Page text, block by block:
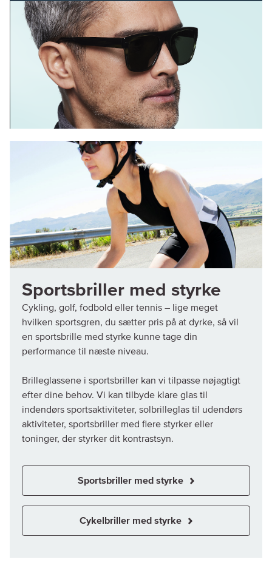
Sportsbriller med styrke
Cykling, golf, fodbold eller tennis – lige meget
hvilken sportsgren, du sætter pris på at dyrke, så vil
en sportsbrille med styrke kunne tage din
performance til næste niveau.
Brilleglassene i sportsbriller kan vi tilpasse nøjagtigt
efter dine behov. Vi kan tilbyde klare glas til
indendørs sportsaktiviteter, solbrilleglas til udendørs
aktiviteter, sportsbriller med flere styrker eller
toninger, der styrker dit kontrastsyn.
Sportsbriller med styrke
Cykelbriller med styrke